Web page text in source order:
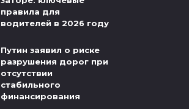
правила для
водителей в 2026 году
Путин заявил о риске
разрушения дорог при
отсутствии
стабильного
финансирования